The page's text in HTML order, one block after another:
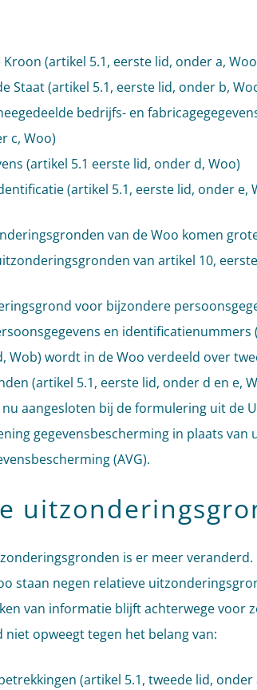
Kroon (artikel 5.1, eerste lid, onder a,
Staat (artikel 5.1, eerste lid, onder b,
bedrijfs- en
c, Woo)
(artikel 5.1 eerste lid, onder d, Woo)
(artikel 5.1, eerste lid, onder e,
van de Woo komen
van artikel 10,
voor bijzondere
en identificatienummers
Wob) wordt in de Woo verdeeld over
(artikel 5.1, eerste lid, onder d en e,
aangesloten bij de formulering uit de
gegevensbescherming in plaats van
(AVG).
is er meer
staan negen relatieve
van informatie blijft achterwege voor
opweegt tegen het belang van:
(artikel 5.1, tweede lid, onder